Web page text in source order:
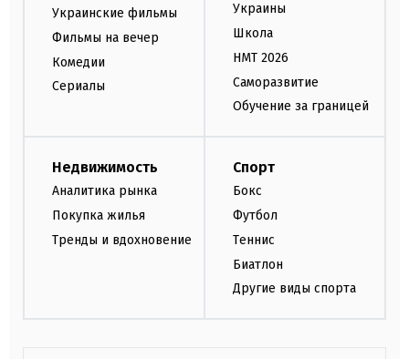
Украинские фильмы
Фильмы на вечер
Комедии
Сериалы
Украины
Школа
НМТ 2026
Саморазвитие
Обучение за границей
Недвижимость
Аналитика рынка
Покупка жилья
Тренды и вдохновение
Спорт
Бокс
Футбол
Теннис
Биатлон
Другие виды спорта